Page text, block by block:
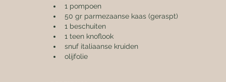
1 pompoen
50 gr parmezaanse kaas (geraspt)
1 beschuiten
1 teen knoflook
snuf italiaanse kruiden
olijfolie